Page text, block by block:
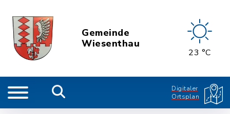
Gemeinde
Wiesenthau
23 °C
Digitaler
Ortsplan